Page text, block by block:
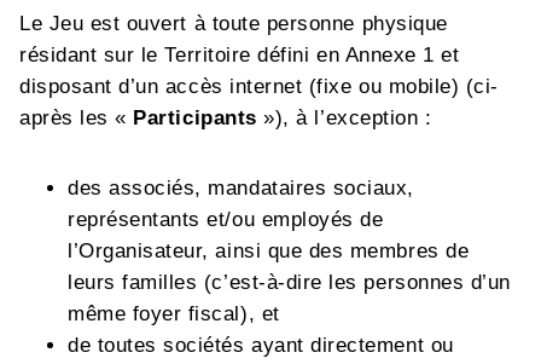
Le Jeu est ouvert à toute personne physique
résidant sur le Territoire défini en Annexe 1 et
disposant d’un accès internet (fixe ou mobile) (ci-
après les « Participants »), à l’exception :
des associés, mandataires sociaux,
représentants et/ou employés de
l’Organisateur, ainsi que des membres de
leurs familles (c’est-à-dire les personnes d’un
même foyer fiscal), et
de toutes sociétés ayant directement ou